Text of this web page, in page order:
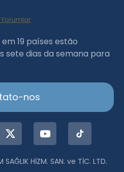
Istanbul |Dr.Acar aus
19 países estão
sete dias da semana para
nos
SAĞLIK HİZM. SAN. ve TİC. LTD.